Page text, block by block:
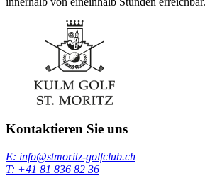
Kontaktieren Sie uns
E: info@stmoritz-golfclub.ch
T: +41 81 836 82 36